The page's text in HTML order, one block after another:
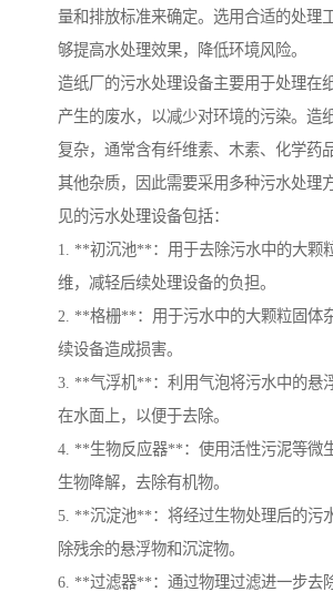
量和排放标准来确定。选用合适的处理
够提高水处理效果，降低环境风险。
造纸厂的污水处理设备主要用于处理在
产生的废水，以减少对环境的污染。造
复杂，通常含有纤维素、木素、化学药
其他杂质，因此需要采用多种污水处理
见的污水处理设备包括：
1. **初沉池**：用于去除污水中的大颗
维，减轻后续处理设备的负担。
2. **格栅**：用于污水中的大颗粒固体
续设备造成损害。
3. **气浮机**：利用气泡将污水中的悬
在水面上，以便于去除。
4. **生物反应器**：使用活性污泥等微
生物降解，去除有机物。
5. **沉淀池**：将经过生物处理后的污
除残余的悬浮物和沉淀物。
6. **过滤器**：通过物理过滤进一步去